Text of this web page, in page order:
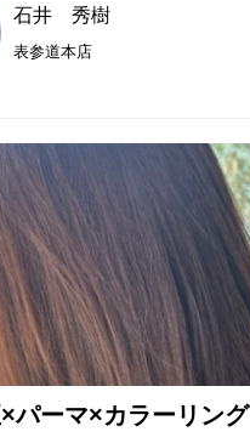
石井 秀樹
表参道本店
パーマ×カラーリング